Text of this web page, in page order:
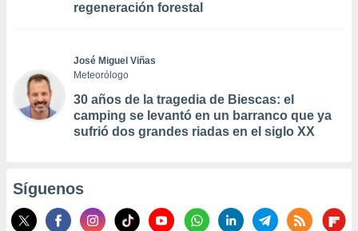
regeneración forestal
José Miguel Viñas
Meteorólogo
30 años de la tragedia de Biescas: el
camping se levantó en un barranco que ya
sufrió dos grandes riadas en el siglo XX
Síguenos